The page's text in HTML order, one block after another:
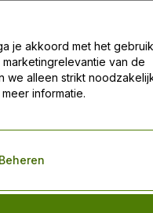
Met Ons Op
je de
je akkoord met het gebruik
van de
we alleen strikt
informatie.